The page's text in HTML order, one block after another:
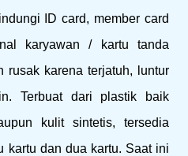
ID card, member card
karyawan / kartu tanda
rusak karena terjatuh, luntur
Terbuat dari plastik baik
kulit sintetis, tersedia
kartu dan dua kartu. Saat ini